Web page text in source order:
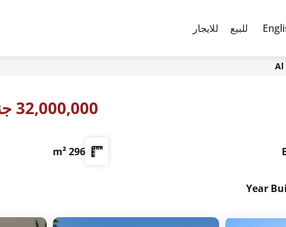
للبيع للايجار
Al
32,000,000 جنيه سعر الوحدة
296 m²